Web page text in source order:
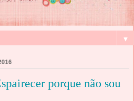
▼
porque não sou